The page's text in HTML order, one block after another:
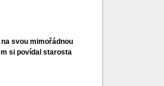
svou mimořádnou
si povídal starosta